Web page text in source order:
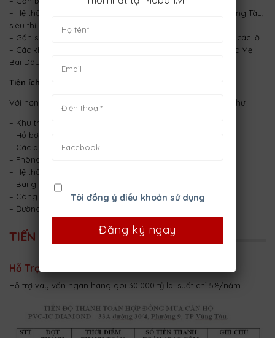
– Hệ thống mua sắm: Chợ Vũng Tàu, Siêu thị Coop Mart Vũng Tàu,
siêu thị Lotte Vũng Tàu,…
– Gần sân bay Vũng Tàu, cảng Dầu khí, Thương mại, Cảng các lỡ…
– Các khu du lịch như Hồ Mây, Ngọn Hải Đăng, Bãi Sau, Đức Mẹ
Bãi Dâu…
Tiện ích nội khu
Với hơn 14 tiện ích theo tiêu chuẩn của Singapore nổi bật như:
– Khu thương mại mua sắm
– Hồ bơi rộng rãi
– Các dịch vụ Spa
– Phòng tập gym
– Hệ thống nhà hàng
– Bãi giữ xe tự động
– Công viên cây xanh
– Đường chạy ven sông, khu vui chơi trẻ em, siêu thị,…
TIẾN ĐỘ DỰ ÁN
Hỗ Trợ Tài Chính
Hỗ trợ vay vốn ngân hàng gói 30.000 tỷ lãi suất chỉ 5%/năm
Tôi đồng ý điều khoản sử dụng